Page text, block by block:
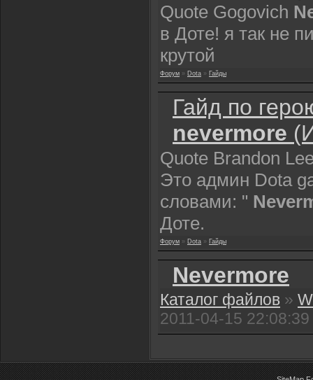
Quote Gogovich
в Доте! я так не
крутой
Форум » Dota » Гайды
Гайд по
nevermore
Quote Brandon
Это админ Dota
словами: "
Доте.
Форум » Dota » Гайды
Nevermore
Каталог файлов »
2011-04-15 22:08:39